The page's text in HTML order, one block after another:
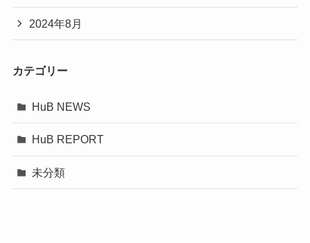
2024年8月
カテゴリー
HuB NEWS
HuB REPORT
未分類